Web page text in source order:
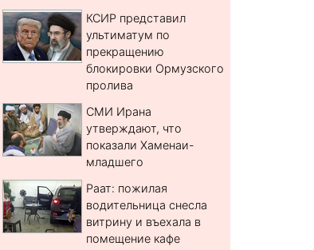
КСИР представил
ультиматум по
прекращению
блокировки Ормузского
пролива
СМИ Ирана
утверждают, что
показали Хаменаи-
младшего
Раат: пожилая
водительница снесла
витрину и въехала в
помещение кафе